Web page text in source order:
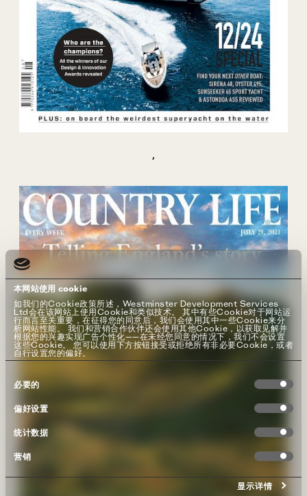
本网站使用 cookie
如我们的Cookie政策所述，Westminster Development Services
Ltd会在该网站上使用Cookie和类似技术。 其中有些Cookie对于网站运
行而言至关重要，在征得您的同意后，我们会使用其中一些Cookie来分
析网站性能。 我们和营销合作伙伴还会使用其他Cookie，以获取见解并
根据您的兴趣实现广告个性化——在未经您同意的情况下，我们不会设置
这些Cookie。 您可以使用下方按钮接受或拒绝所有非必要Cookie，或者
自行设置您的偏好。
必要的
偏好设置
统计数据
营销
显示详情
,